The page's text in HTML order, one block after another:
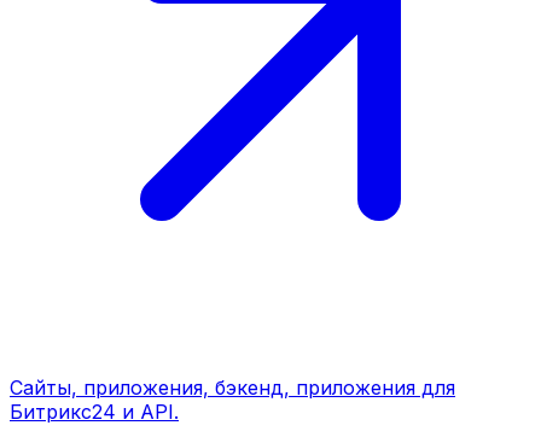
Сайты, приложения, бэкенд, приложения для
Битрикс24 и API.